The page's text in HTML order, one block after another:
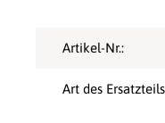
Artikel-Nr.:
Art des